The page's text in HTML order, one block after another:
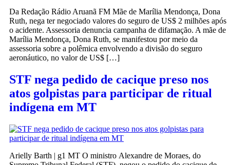
Da Redação Rádio Aruanã FM Mãe de Marília Mendonça, Dona
Ruth, nega ter negociado valores do seguro de US$ 2 milhões após
o acidente. Assessoria denuncia campanha de difamação. A mãe de
Marília Mendonça, Dona Ruth, se manifestou por meio da
assessoria sobre a polêmica envolvendo a divisão do seguro
aeronáutico, no valor de US$ […]
STF nega pedido de cacique preso nos
atos golpistas para participar de ritual
indígena em MT
Arielly Barth | g1 MT O ministro Alexandre de Moraes, do